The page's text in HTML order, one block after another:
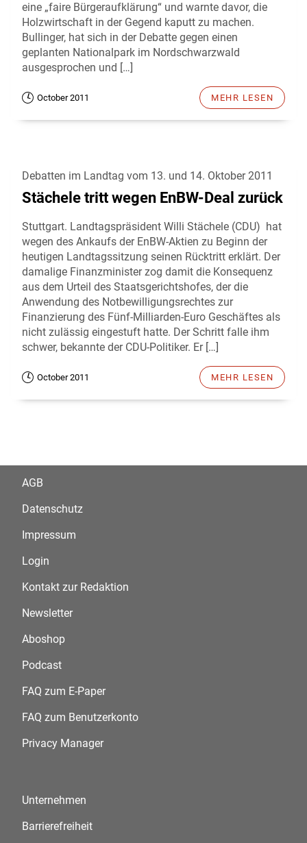
eine „faire Bürgeraufklärung“ und warnte davor, die
Holzwirtschaft in der Gegend kaputt zu machen.
Bullinger, hat sich in der Debatte gegen einen
geplanten Nationalpark im Nordschwarzwald
ausgesprochen und […]
October 2011 MEHR LESEN
Debatten im Landtag vom 13. und 14. Oktober 2011
Stächele tritt wegen EnBW-Deal zurück
Stuttgart. Landtagspräsident Willi Stächele (CDU) hat
wegen des Ankaufs der EnBW-Aktien zu Beginn der
heutigen Landtagssitzung seinen Rücktritt erklärt. Der
damalige Finanzminister zog damit die Konsequenz
aus dem Urteil des Staatsgerichtshofes, der die
Anwendung des Notbewilligungsrechtes zur
Finanzierung des Fünf-Milliarden-Euro Geschäftes als
nicht zulässig eingestuft hatte. Der Schritt falle ihm
schwer, bekannte der CDU-Politiker. Er […]
October 2011 MEHR LESEN
AGB
Datenschutz
Impressum
Login
Kontakt zur Redaktion
Newsletter
Aboshop
Podcast
FAQ zum E-Paper
FAQ zum Benutzerkonto
Privacy Manager
Unternehmen
Barrierefreiheit